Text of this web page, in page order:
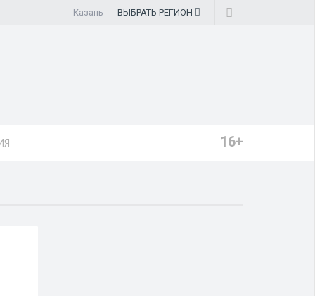
Казань ВЫБРАТЬ РЕГИОН
16+